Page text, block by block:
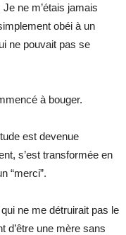
ne m’étais jamais
obéi à un
ne pouvait pas se
à bouger.
est devenue
s’est transformée en
“merci”.
ne me détruirait pas le
d’être une mère sans